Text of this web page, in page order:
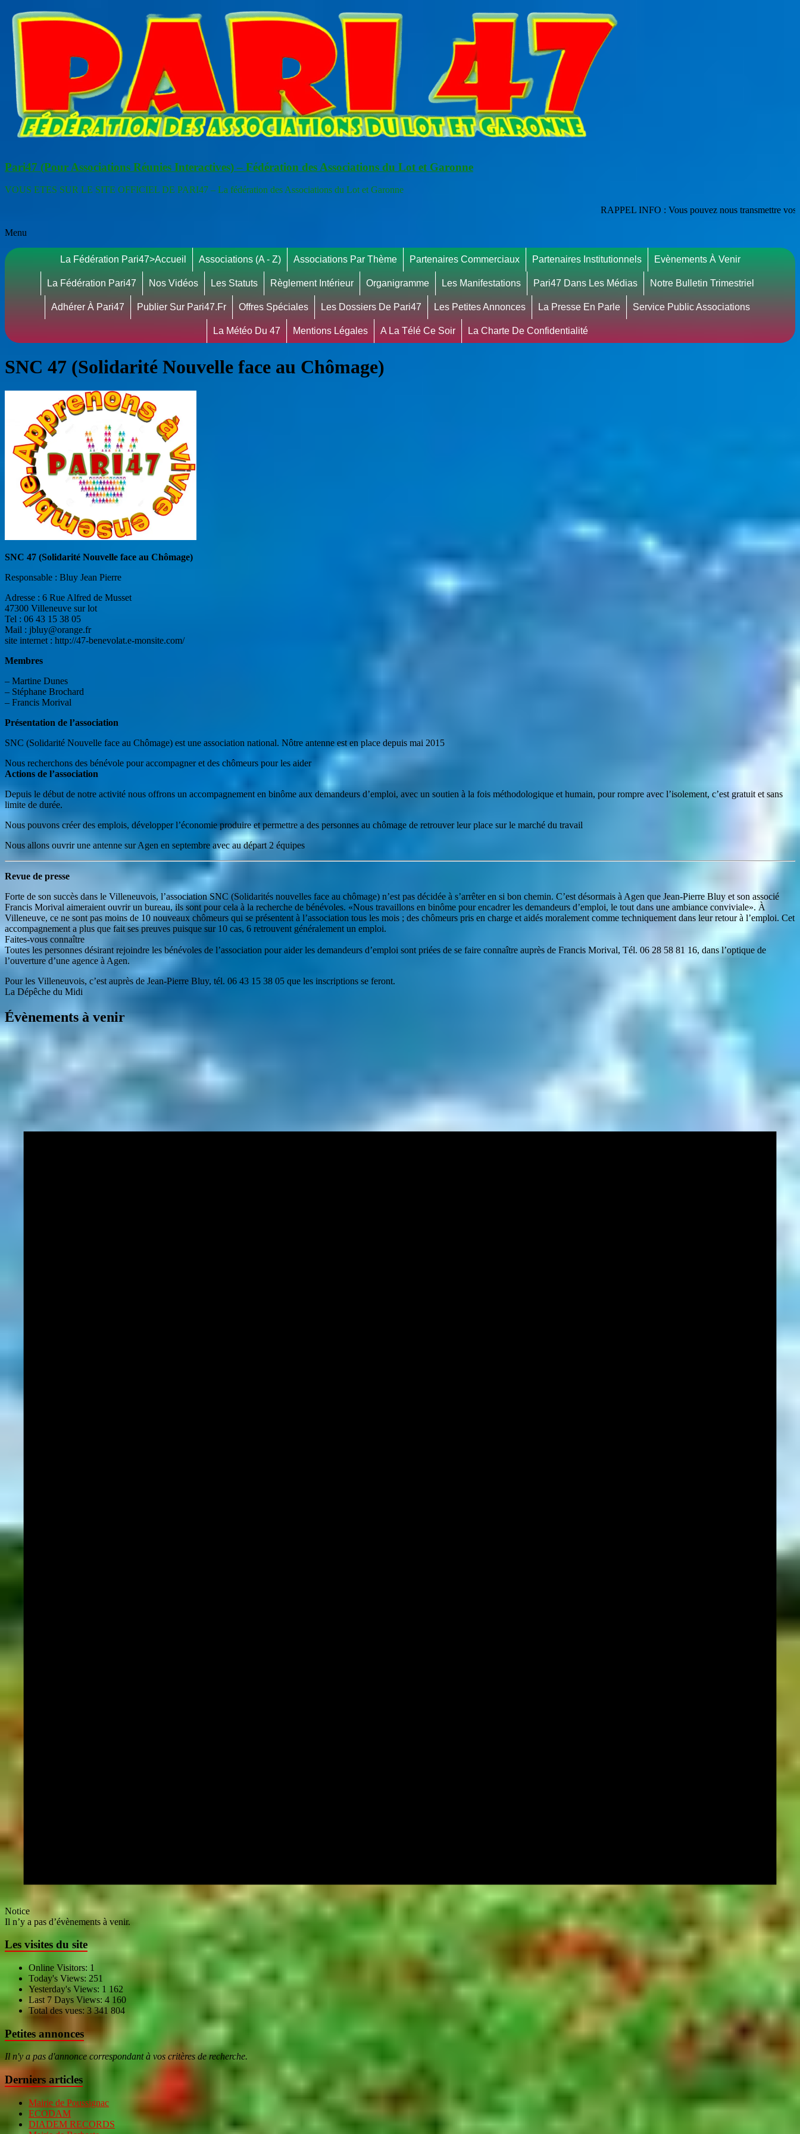
au
contenu
Pari47 (Pour Associations Réunies Interactives) – Fédération des Associations du Lot et Garonne
VOUS ETES SUR LE SITE OFFICIEL DE PARI47 – La fédération des Associations du Lot et Garonne
RAPPEL INFO : Vous pouvez nous transmettre vos publications
Menu
La Fédération Pari47>accueil Associations (A - Z) Associations Par Thème Partenaires Commerciaux Partenaires Institutionnels Evènements À Venir
La Fédération Pari47 Nos Vidéos Les Statuts Règlement Intérieur Organigramme Les Manifestations Pari47 Dans Les Médias Notre Bulletin Trimestriel
Adhérer À Pari47 Publier Sur Pari47.fr Offres Spéciales Les Dossiers De Pari47 Les Petites Annonces La Presse En Parle Service Public Associations
La Météo Du 47 Mentions Légales A La Télé Ce Soir La Charte De Confidentialité
SNC 47 (Solidarité Nouvelle face au Chômage)
SNC 47 (Solidarité Nouvelle face au Chômage)
Responsable : Bluy Jean Pierre
Adresse : 6 Rue Alfred de Musset
47300 Villeneuve sur lot
Tel : 06 43 15 38 05
Mail : jbluy@orange.fr
site internet : http://47-benevolat.e-monsite.com/
Membres
– Martine Dunes
– Stéphane Brochard
– Francis Morival
Présentation de l’association
SNC (Solidarité Nouvelle face au Chômage) est une association national. Nôtre antenne est en place depuis mai 2015
Nous recherchons des bénévole pour accompagner et des chômeurs pour les aider
Actions de l’association
Depuis le début de notre activité nous offrons un accompagnement en binôme aux demandeurs d’emploi, avec un soutien à la fois méthodologique et humain, pour rompre avec l’isolement, c’est gratuit et sans
limite de durée.
Nous pouvons créer des emplois, développer l’économie produire et permettre a des personnes au chômage de retrouver leur place sur le marché du travail
Nous allons ouvrir une antenne sur Agen en septembre avec au départ 2 équipes
Revue de presse
Forte de son succès dans le Villeneuvois, l’association SNC (Solidarités nouvelles face au chômage) n’est pas décidée à s’arrêter en si bon chemin. C’est désormais à Agen que Jean-Pierre Bluy et son associé
Francis Morival aimeraient ouvrir un bureau, ils sont pour cela à la recherche de bénévoles. «Nous travaillons en binôme pour encadrer les demandeurs d’emploi, le tout dans une ambiance conviviale». À
Villeneuve, ce ne sont pas moins de 10 nouveaux chômeurs qui se présentent à l’association tous les mois ; des chômeurs pris en charge et aidés moralement comme techniquement dans leur retour à l’emploi. Cet
accompagnement a plus que fait ses preuves puisque sur 10 cas, 6 retrouvent généralement un emploi.
Faites-vous connaître
Toutes les personnes désirant rejoindre les bénévoles de l’association pour aider les demandeurs d’emploi sont priées de se faire connaître auprès de Francis Morival, Tél. 06 28 58 81 16, dans l’optique de
l’ouverture d’une agence à Agen.
Pour les Villeneuvois, c’est auprès de Jean-Pierre Bluy, tél. 06 43 15 38 05 que les inscriptions se feront.
La Dépêche du Midi
Évènements à venir
Notice
Il n’y a pas d’évènements à venir.
Les visites du site
Online Visitors: 1
Today's Views: 251
Yesterday's Views: 1 162
Last 7 Days Views: 4 160
Total des vues:3 341 804
Petites annonces
Il n'y a pas d'annonce correspondant à vos critères de recherche.
Derniers articles
Mairie de Poussignac
ECODAM
DIADEM RECORDS